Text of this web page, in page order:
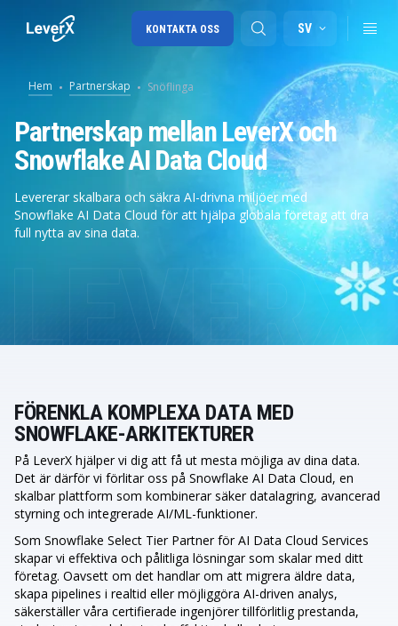
SAP-konsulttjänster
SAP Ariba
SV
KONTAKTA OSS
Hem Partnerskap Snöflinga
Partnerskap mellan LeverX och
Snowflake AI Data Cloud
Levererar skalbara och säkra AI-drivna miljöer med
Snowflake AI Data Cloud för att hjälpa globala företag att dra
full nytta av sina data.
FÖRENKLA KOMPLEXA DATA MED
SNOWFLAKE-ARKITEKTURER
På LeverX hjälper vi dig att få ut mesta möjliga av dina data.
Det är därför vi förlitar oss på Snowflake AI Data Cloud, en
skalbar plattform som kombinerar säker datalagring, avancerad
styrning och integrerade AI/ML-funktioner.
Som Snowflake Select Tier Partner för AI Data Cloud Services
skapar vi effektiva och pålitliga lösningar som skalar med ditt
företag. Oavsett om det handlar om att migrera äldre data,
skapa pipelines i realtid eller möjliggöra AI-driven analys,
säkerställer våra certifierade ingenjörer tillförlitlig prestanda,